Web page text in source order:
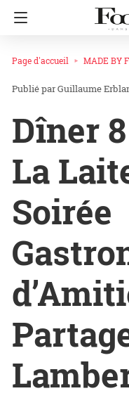
Page d'accueil MADE BY
Guillaume
Dîner
La
Soirée